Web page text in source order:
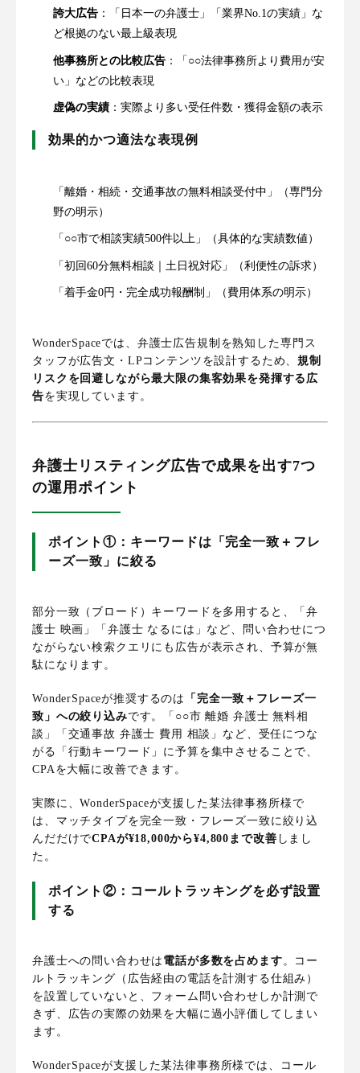
誇大広告：「日本一の弁護士」「業界No.1の実績」な
ど根拠のない最上級表現
他事務所との比較広告：「○○法律事務所より費用が安
い」などの比較表現
虚偽の実績：実際より多い受任件数・獲得金額の表示
効果的かつ適法な表現例
「離婚・相続・交通事故の無料相談受付中」（専門分
野の明示）
「○○市で相談実績500件以上」（具体的な実績数値）
「初回60分無料相談｜土日祝対応」（利便性の訴求）
「着手金0円・完全成功報酬制」（費用体系の明示）
WonderSpaceでは、弁護士広告規制を熟知した専門ス
タッフが広告文・LPコンテンツを設計するため、規制
リスクを回避しながら最大限の集客効果を発揮する広
告を実現しています。
弁護士リスティング広告で成果を出す7つ
の運用ポイント
ポイント①：キーワードは「完全一致＋フレ
ーズ一致」に絞る
部分一致（ブロード）キーワードを多用すると、「弁
護士 映画」「弁護士 なるには」など、問い合わせにつ
ながらない検索クエリにも広告が表示され、予算が無
駄になります。
WonderSpaceが推奨するのは
「完全一致＋フレーズ一
致」への絞り込みです。「○○市 離婚 弁護士 無料相
談」「交通事故 弁護士 費用 相談」など、受任につな
がる「行動キーワード」に予算を集中させることで、
CPAを大幅に改善できます。
実際に、WonderSpaceが支援した某法律事務所様で
は、マッチタイプを完全一致・フレーズ一致に絞り込
んだだけでCPAが¥18,000から¥4,800まで改善 しまし
た。
ポイント②：コールトラッキングを必ず設置
する
弁護士への問い合わせは 電話が多数を占めます。コー
ルトラッキング（広告経由の電話を計測する仕組み）
を設置していないと、フォーム問い合わせしか計測で
きず、広告の実際の効果を大幅に過小評価してしまい
ます。
WonderSpaceが支援した某法律事務所様では、コール